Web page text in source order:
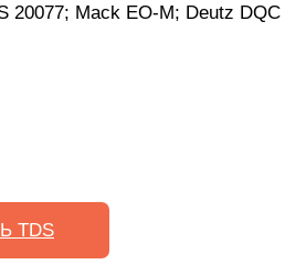
TDS
20077; Mack EO-M; Deutz